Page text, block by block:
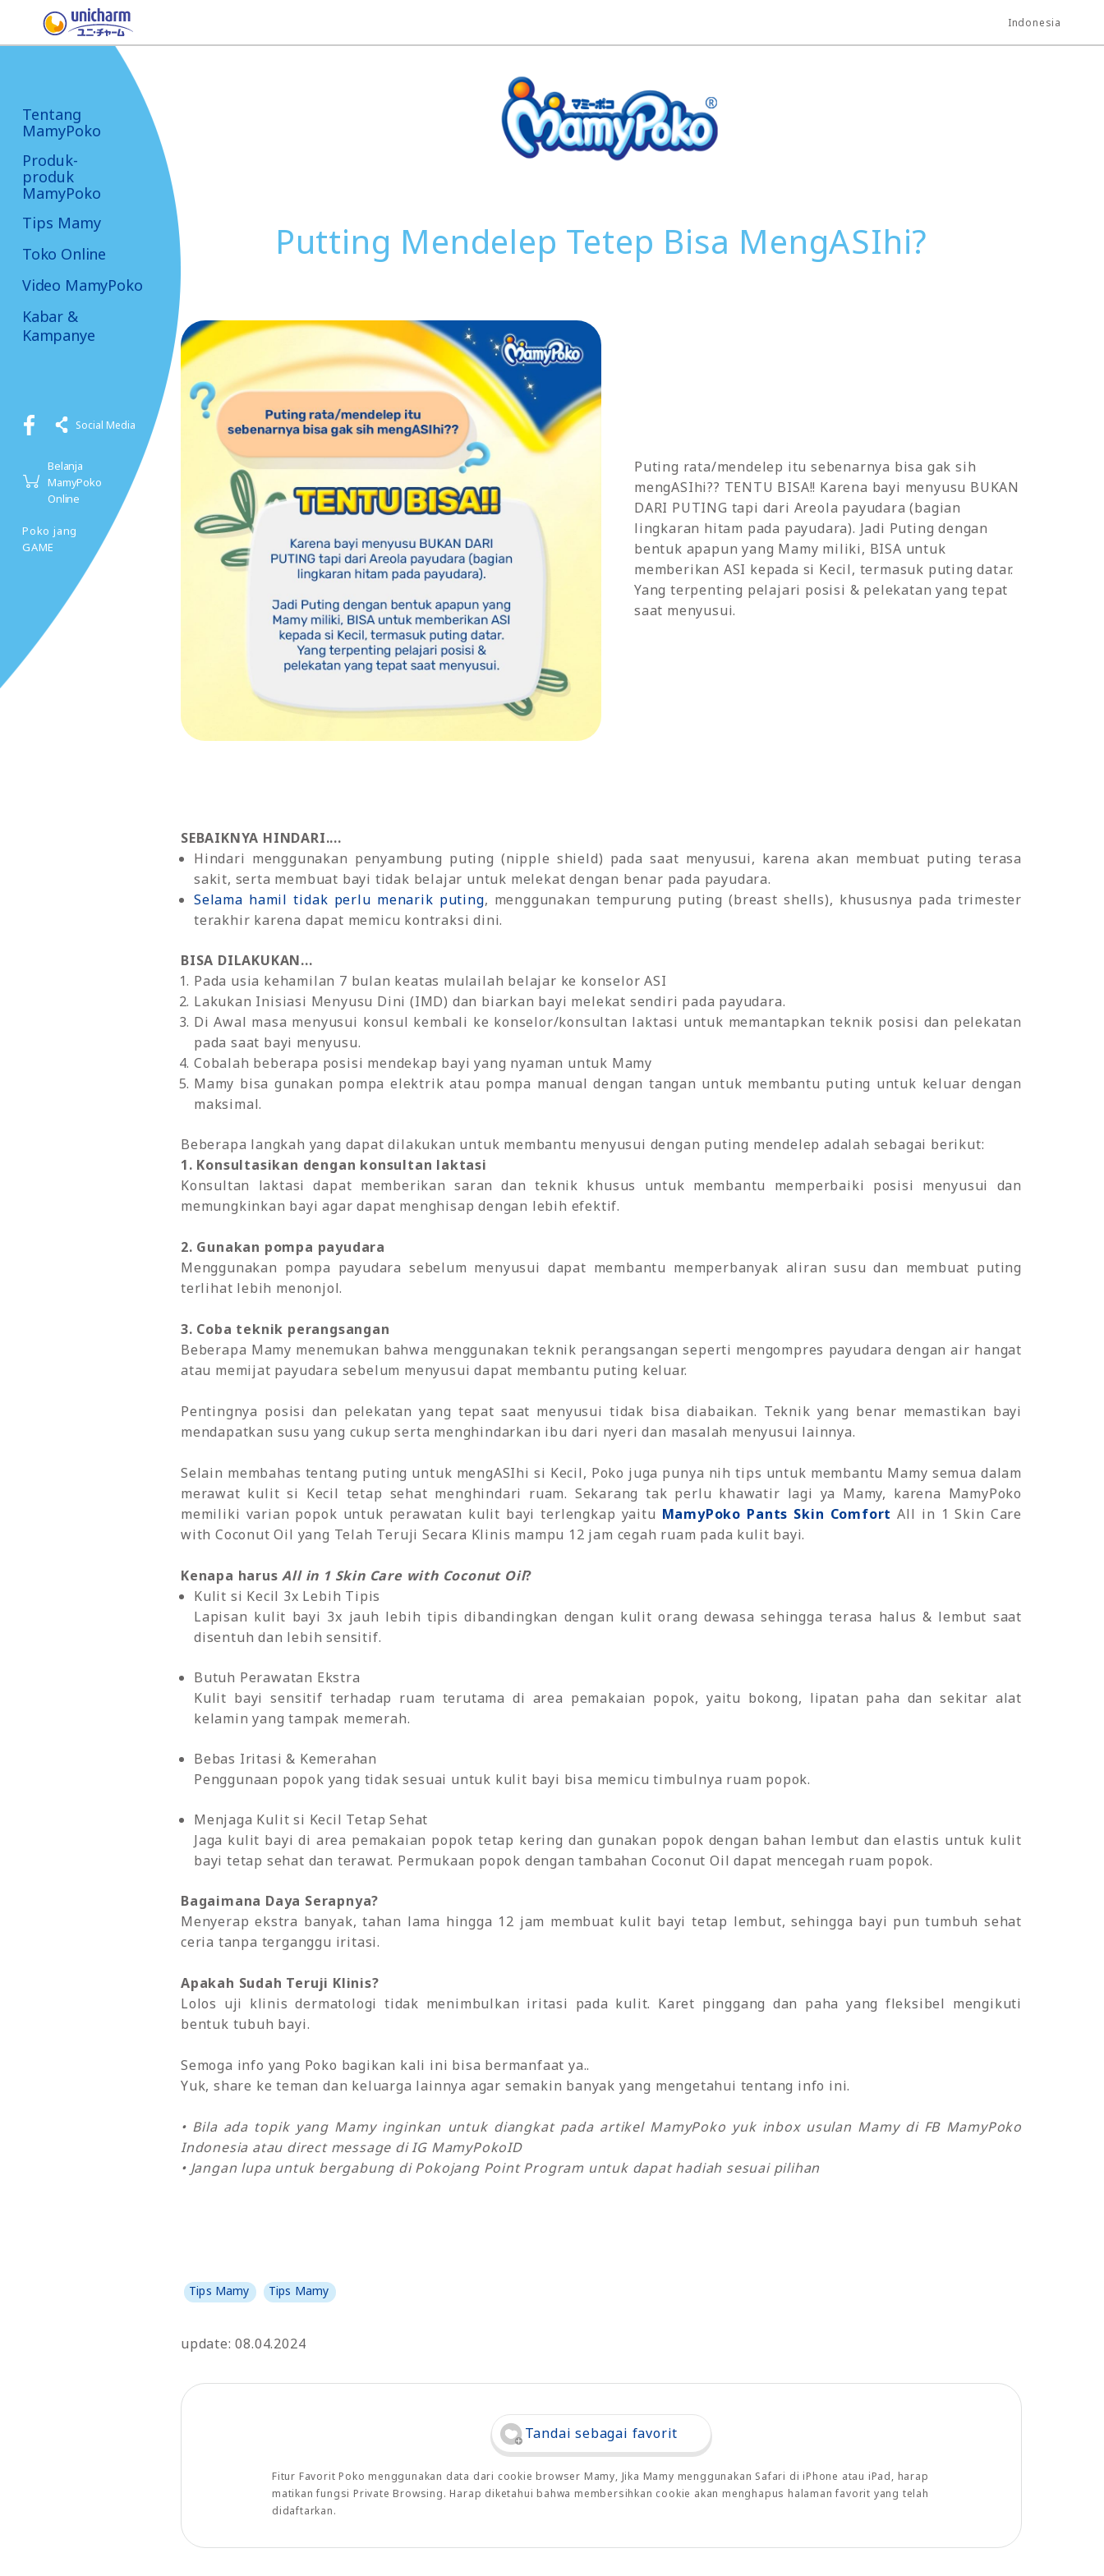
Indonesia
Tentang
MamyPoko
Produk-
produk
MamyPoko
Tips Mamy
Toko Online
Video MamyPoko
Kabar &
Kampanye
Social Media
Belanja
MamyPoko
Online
Poko jang
GAME
Putting Mendelep Tetep Bisa MengASIhi?
Puting rata/mendelep itu sebenarnya bisa gak sih
mengASIhi?? TENTU BISA!! Karena bayi menyusu BUKAN
DARI PUTING tapi dari Areola payudara (bagian
lingkaran hitam pada payudara). Jadi Puting dengan
bentuk apapun yang Mamy miliki, BISA untuk
memberikan ASI kepada si Kecil, termasuk puting datar.
Yang terpenting pelajari posisi & pelekatan yang tepat
saat menyusui.
SEBAIKNYA HINDARI....
Hindari menggunakan penyambung puting (nipple shield) pada saat menyusui, karena akan membuat puting terasa
sakit, serta membuat bayi tidak belajar untuk melekat dengan benar pada payudara.
Selama hamil tidak perlu menarik puting, menggunakan tempurung puting (breast shells), khususnya pada trimester
terakhir karena dapat memicu kontraksi dini.
BISA DILAKUKAN...
Pada usia kehamilan 7 bulan keatas mulailah belajar ke konselor ASI
Lakukan Inisiasi Menyusu Dini (IMD) dan biarkan bayi melekat sendiri pada payudara.
Di Awal masa menyusui konsul kembali ke konselor/konsultan laktasi untuk memantapkan teknik posisi dan pelekatan
pada saat bayi menyusu.
Cobalah beberapa posisi mendekap bayi yang nyaman untuk Mamy
Mamy bisa gunakan pompa elektrik atau pompa manual dengan tangan untuk membantu puting untuk keluar dengan
maksimal.
Beberapa langkah yang dapat dilakukan untuk membantu menyusui dengan puting mendelep adalah sebagai berikut:
1. Konsultasikan dengan konsultan laktasi
Konsultan laktasi dapat memberikan saran dan teknik khusus untuk membantu memperbaiki posisi menyusui dan
memungkinkan bayi agar dapat menghisap dengan lebih efektif.
2. Gunakan pompa payudara
Menggunakan pompa payudara sebelum menyusui dapat membantu memperbanyak aliran susu dan membuat puting
terlihat lebih menonjol.
3. Coba teknik perangsangan
Beberapa Mamy menemukan bahwa menggunakan teknik perangsangan seperti mengompres payudara dengan air hangat
atau memijat payudara sebelum menyusui dapat membantu puting keluar.
Pentingnya posisi dan pelekatan yang tepat saat menyusui tidak bisa diabaikan. Teknik yang benar memastikan bayi
mendapatkan susu yang cukup serta menghindarkan ibu dari nyeri dan masalah menyusui lainnya.
Selain membahas tentang puting untuk mengASIhi si Kecil, Poko juga punya nih tips untuk membantu Mamy semua dalam
merawat kulit si Kecil tetap sehat menghindari ruam. Sekarang tak perlu khawatir lagi ya Mamy, karena MamyPoko
memiliki varian popok untuk perawatan kulit bayi terlengkap yaitu MamyPoko Pants Skin Comfort All in 1 Skin Care
with Coconut Oil yang Telah Teruji Secara Klinis mampu 12 jam cegah ruam pada kulit bayi.
Kenapa harusAll in 1 Skin Care with Coconut Oil?
Kulit si Kecil 3x Lebih Tipis
Lapisan kulit bayi 3x jauh lebih tipis dibandingkan dengan kulit orang dewasa sehingga terasa halus & lembut saat
disentuh dan lebih sensitif.
Butuh Perawatan Ekstra
Kulit bayi sensitif terhadap ruam terutama di area pemakaian popok, yaitu bokong, lipatan paha dan sekitar alat
kelamin yang tampak memerah.
Bebas Iritasi & Kemerahan
Penggunaan popok yang tidak sesuai untuk kulit bayi bisa memicu timbulnya ruam popok.
Menjaga Kulit si Kecil Tetap Sehat
Jaga kulit bayi di area pemakaian popok tetap kering dan gunakan popok dengan bahan lembut dan elastis untuk kulit
bayi tetap sehat dan terawat. Permukaan popok dengan tambahan Coconut Oil dapat mencegah ruam popok.
Bagaimana Daya Serapnya?
Menyerap ekstra banyak, tahan lama hingga 12 jam membuat kulit bayi tetap lembut, sehingga bayi pun tumbuh sehat
ceria tanpa terganggu iritasi.
Apakah Sudah Teruji Klinis?
Lolos uji klinis dermatologi tidak menimbulkan iritasi pada kulit. Karet pinggang dan paha yang fleksibel mengikuti
bentuk tubuh bayi.
Semoga info yang Poko bagikan kali ini bisa bermanfaat ya..
Yuk, share ke teman dan keluarga lainnya agar semakin banyak yang mengetahui tentang info ini.
• Bila ada topik yang Mamy inginkan untuk diangkat pada artikel MamyPoko yuk inbox usulan Mamy di FB MamyPoko
Indonesia atau direct message di IG MamyPokoID
• Jangan lupa untuk bergabung di Pokojang Point Program untuk dapat hadiah sesuai pilihan
Tips Mamy Tips Mamy
update: 08.04.2024
Tandai sebagai favorit
Fitur Favorit Poko menggunakan data dari cookie browser Mamy, Jika Mamy menggunakan Safari di iPhone atau iPad, harap
matikan fungsi Private Browsing. Harap diketahui bahwa membersihkan cookie akan menghapus halaman favorit yang telah
didaftarkan.